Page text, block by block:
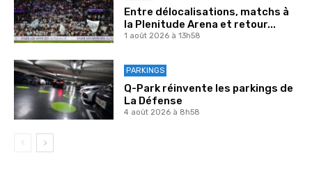
Entre délocalisations, matchs à
la Plenitude Arena et retour...
1 août 2026 à 13h58
PARKINGS
Q-Park réinvente les parkings de
La Défense
4 août 2026 à 8h58